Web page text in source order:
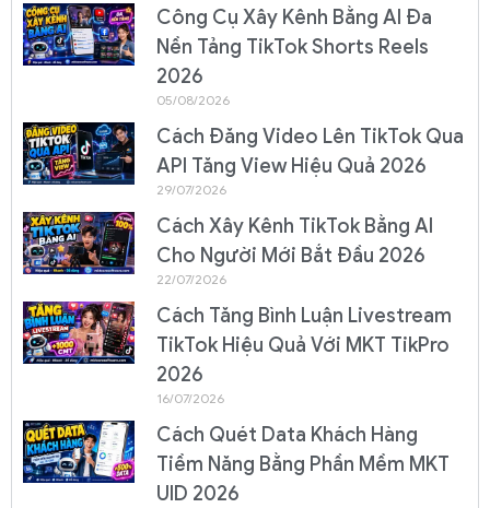
Công Cụ Xây Kênh Bằng AI Đa
Nền Tảng TikTok Shorts Reels
2026
05/08/2026
Cách Đăng Video Lên TikTok Qua
API Tăng View Hiệu Quả 2026
29/07/2026
Cách Xây Kênh TikTok Bằng AI
Cho Người Mới Bắt Đầu 2026
22/07/2026
Cách Tăng Bình Luận Livestream
TikTok Hiệu Quả Với MKT TikPro
2026
16/07/2026
Cách Quét Data Khách Hàng
Tiềm Năng Bằng Phần Mềm MKT
UID 2026